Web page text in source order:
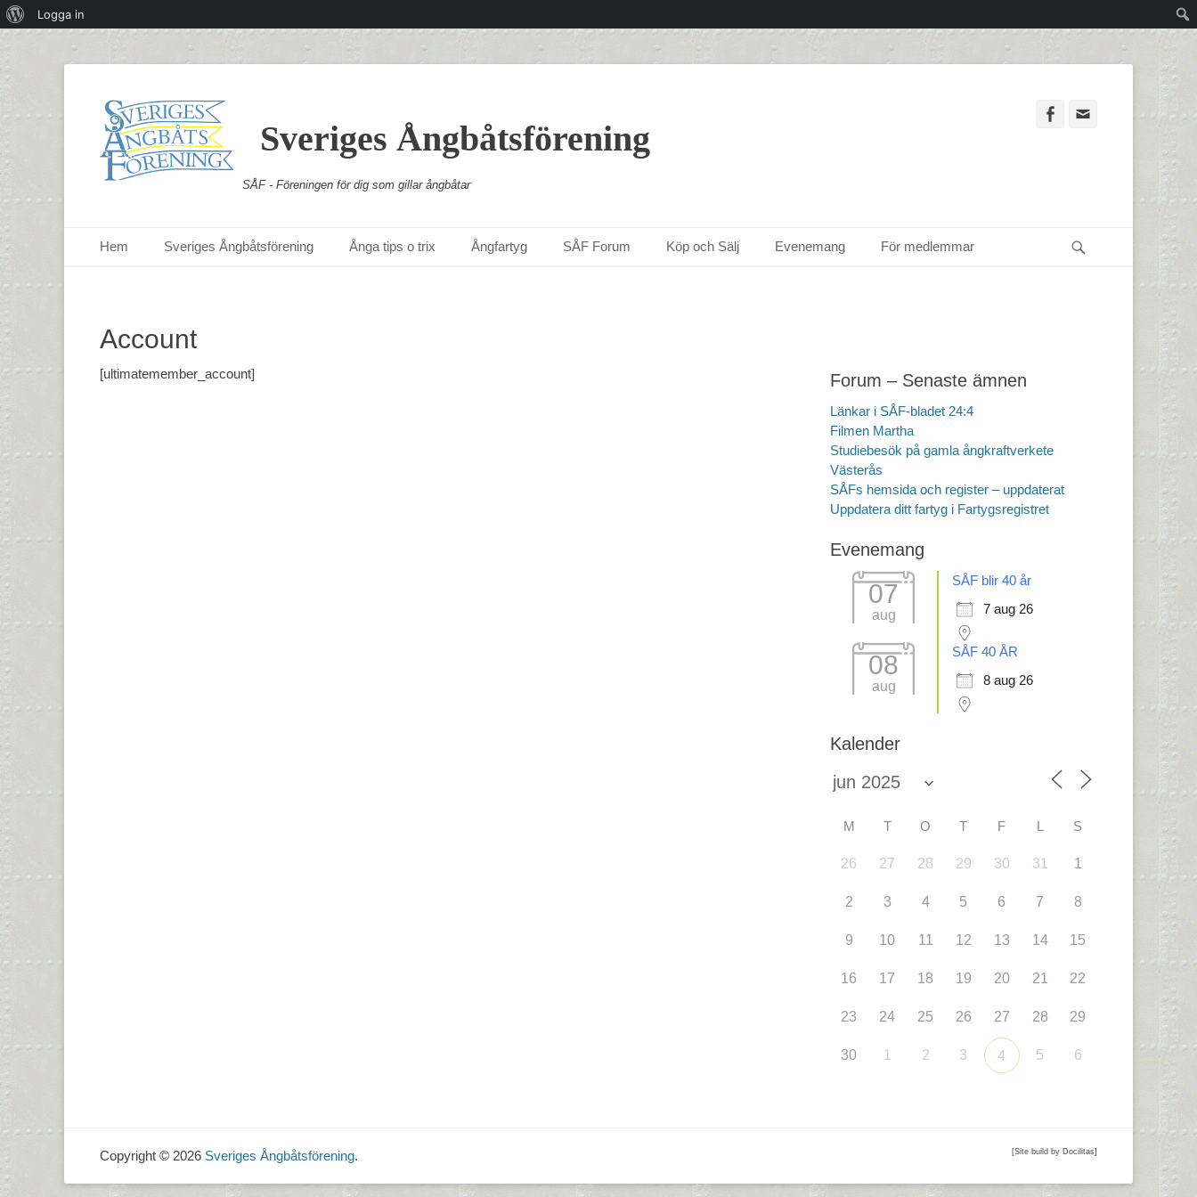
Sveriges Ångbåtsförening
SÅF - Föreningen för dig som gillar ångbåtar
Facebook
Primär meny
Hem Sveriges Ångbåtsförening Ånga tips o trix Ångfartyg SÅF Forum Köp och Sälj Evenemang För medlemmar
Account
[ultimatemember_account] Forum – Senaste ämnen
Länkar i SÅF-bladet 24:4
Filmen Martha
Studiebesök på gamla ångkraftverkete
Västerås
SÅFs hemsida och register – uppdaterat
Uppdatera ditt fartyg i Fartygsregistret
Evenemang
07
aug
SÅF blir 40 år
7 aug 26
08
aug
SÅF 40 ÅR
8 aug 26
Kalender
M T O T F L S
26 27 28 29 30 31 1
2 3 4 5 6 7 8
9 10 11 12 13 14 15
16 17 18 19 20 21 22
23 24 25 26 27 28 29
30 1 2 3 4 5 6
Copyright © 2026 Sveriges Ångbåtsförening. [Site build by Docilitas]
OmLogga in